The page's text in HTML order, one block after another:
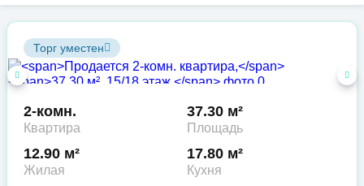
Торг уместен
2-комн.
Квартира
37.30 м²
Площадь
12.90 м²
Жилая
17.80 м²
Кухня